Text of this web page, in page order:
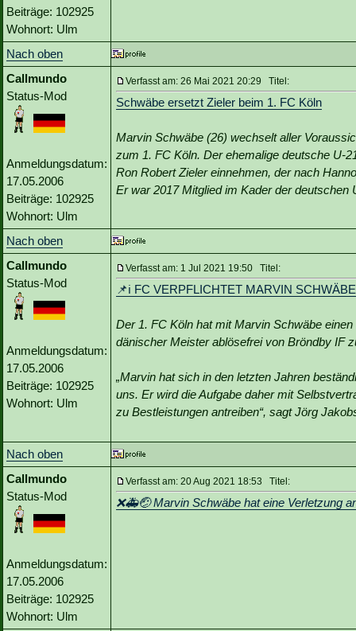
Beiträge: 102925
Wohnort: Ulm
Nach oben
Callmundo
Status-Mod
Anmeldungsdatum:
17.05.2006
Beiträge: 102925
Wohnort: Ulm
Verfasst am: 26 Mai 2021 20:29 Titel:
Schwäbe ersetzt Zieler beim 1. FC Köln
Marvin Schwäbe (26) wechselt aller
zum 1. FC Köln. Der ehemalige deutsche U-
Ron Robert Zieler einnehmen, der nach
Er war 2017 Mitglied im Kader der deutschen
Nach oben
Callmundo
Status-Mod
Anmeldungsdatum:
17.05.2006
Beiträge: 102925
Wohnort: Ulm
Verfasst am: 1 Jul 2021 19:50 Titel:
📌ℹ️ FC VERPFLICHTET MARVIN SCHWÄBE
Der 1. FC Köln hat mit Marvin Schwäbe
dänischer Meister ablösefrei von Bröndby IF
„Marvin hat sich in den letzten Jahren
uns. Er wird die Aufgabe daher mit
zu Bestleistungen antreiben“, sagt Jörg
Nach oben
Callmundo
Status-Mod
Anmeldungsdatum:
17.05.2006
Beiträge: 102925
Wohnort: Ulm
Verfasst am: 20 Aug 2021 18:53 Titel:
❌🚑🤕 Marvin Schwäbe hat eine Verletzung